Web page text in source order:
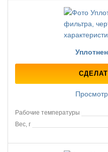
Рабочие температуры
Вес, г